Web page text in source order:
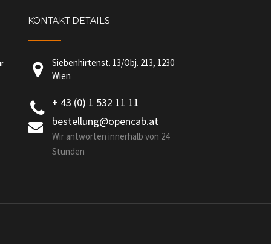
KONTAKT DETAILS
Siebenhirtenst. 13/Obj. 213, 1230
Wien
+ 43 (0) 1 532 11 11
bestellung@opencab.at
Wir antworten innerhalb von 24
Stunden